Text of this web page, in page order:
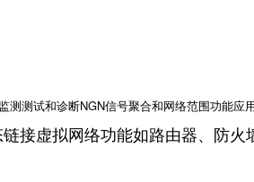
测试和诊断NGN信号聚合和网络范围功能应
接虚拟网络功能如路由器、防火